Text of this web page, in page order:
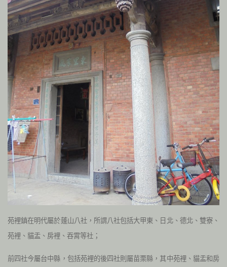
苑裡鎮在明代屬於蓬山八社，所謂八社包括大甲東、日北、德北、雙寮、
苑裡、貓盂、房裡、吞霄等社；
前四社今屬台中縣，包括苑裡的後四社則屬苗栗縣，其中苑裡、貓盂和房